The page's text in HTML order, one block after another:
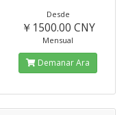
Desde
￥1500.00 CNY
Mensual
Demanar Ara